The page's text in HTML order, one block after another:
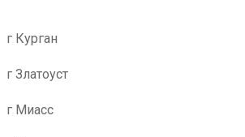
г Курган
г Златоуст
г Миасс